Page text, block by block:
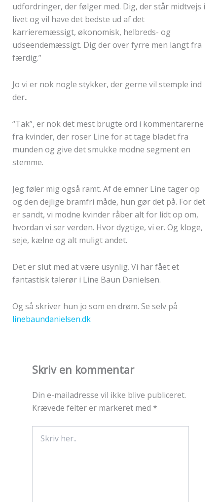
udfordringer, der følger med. Dig, der står midtvejs i
livet og vil have det bedste ud af det
karrieremæssigt, økonomisk, helbreds- og
udseendemæssigt. Dig der over fyrre men langt fra
færdig.”
Jo vi er nok nogle stykker, der gerne vil stemple ind
der..
“Tak”, er nok det mest brugte ord i kommentarerne
fra kvinder, der roser Line for at tage bladet fra
munden og give det smukke modne segment en
stemme.
Jeg føler mig også ramt. Af de emner Line tager op
og den dejlige bramfri måde, hun gør det på. For det
er sandt, vi modne kvinder råber alt for lidt op om,
hvordan vi ser verden. Hvor dygtige, vi er. Og kloge,
seje, kælne og alt muligt andet.
Det er slut med at være usynlig. Vi har fået et
fantastisk talerør i Line Baun Danielsen.
Og så skriver hun jo som en drøm. Se selv på
linebaundanielsen.dk
Skriv en kommentar
Din e-mailadresse vil ikke blive publiceret.
Krævede felter er markeret med *
her..